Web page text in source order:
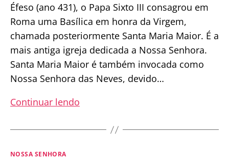
Éfeso (ano 431), o Papa Sixto III consagrou em
Roma uma Basílica em honra da Virgem,
chamada posteriormente Santa Maria Maior. É a
mais antiga igreja dedicada a Nossa Senhora.
Santa Maria Maior é também invocada como
Nossa Senhora das Neves, devido…
Continuar lendo
Nossa
Categorias
NOSSA SENHORA